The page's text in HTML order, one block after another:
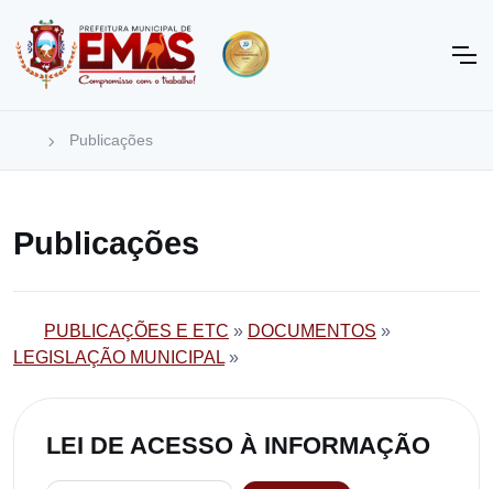
Publicações
Publicações
PUBLICAÇÕES E ETC » DOCUMENTOS »
LEGISLAÇÃO MUNICIPAL »
LEI DE ACESSO À INFORMAÇÃO